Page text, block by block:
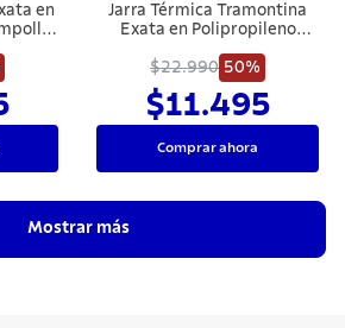
en
Jarra Térmica Tramontina
Exata en Polipropileno
$22.990 50%
$11.495
Comprar ahora
Mostrar más